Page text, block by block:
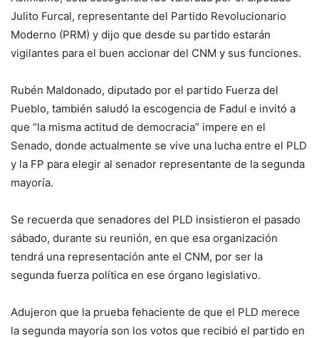
Julito Furcal, representante del Partido Revolucionario
Moderno (PRM) y dijo que desde su partido estarán
vigilantes para el buen accionar del CNM y sus funciones.
Rubén Maldonado, diputado por el partido Fuerza del
Pueblo, también saludó la escogencia de Fadul e invitó a
que “la misma actitud de democracia” impere en el
Senado, donde actualmente se vive una lucha entre el PLD
y la FP para elegir al senador representante de la segunda
mayoría.
Se recuerda que senadores del PLD insistieron el pasado
sábado, durante su reunión, en que esa organización
tendrá una representación ante el CNM, por ser la
segunda fuerza política en ese órgano legislativo.
Adujeron que la prueba fehaciente de que el PLD merece
la segunda mayoría son los votos que recibió el partido en